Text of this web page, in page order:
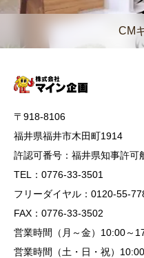
CM
〒918-8106
福井県福井市木田町1914
許認可番号：福井県知事許可
TEL：0776-33-3501
フリーダイヤル：0120-55-
FAX：0776-33-3502
営業時間（月～金）10:00～
営業時間（土・日・祝）